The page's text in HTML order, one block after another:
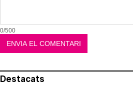
0/500
Destacats